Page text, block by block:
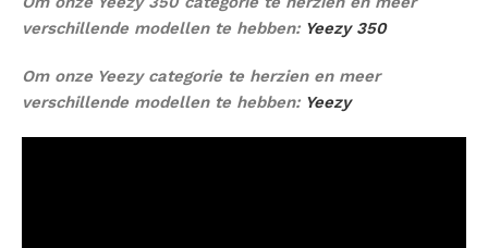
verschillende modellen te hebben: Yeezy 350
Om onze Yeezy categorie te herzien en meer
verschillende modellen te hebben: Yeezy